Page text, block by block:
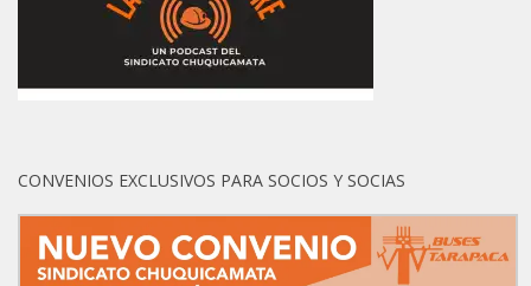
CONVENIOS EXCLUSIVOS PARA SOCIOS Y SOCIAS